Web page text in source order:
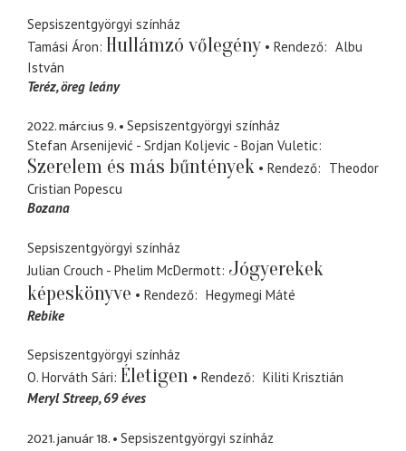
Sepsiszentgyörgyi színház
Tamási Áron Hullámzó vőlegény Rendező
Albu
István
Teréz öreg leány
2022. március 9.
Sepsiszentgyörgyi színház
Stefan Arsenijević - Srdjan Koljevic - Bojan Vuletic
Szerelem és más bűntények Rendező
Theodor
Cristian Popescu
Bozana
Sepsiszentgyörgyi színház
Julian Crouch - Phelim McDermott Jógyerekek
képeskönyve
Rendező
Hegymegi Máté
Rebike
Sepsiszentgyörgyi színház
O. Horváth Sári Életigen Rendező
Kiliti Krisztián
Meryl Streep 69 éves
2021. január 18. Sepsiszentgyörgyi színház